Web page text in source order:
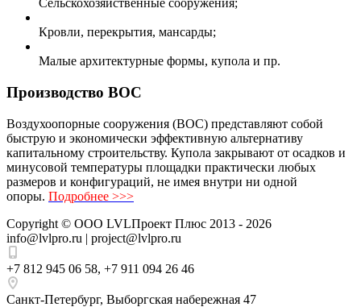
Сельскохозяйственные сооружения;
Кровли, перекрытия, мансарды;
Малые архитектурные формы, купола и пр.
Производство ВОС
Воздухоопорные сооружения (ВОС) представляют собой
быструю и экономически эффективную альтернативу
капитальному строительству. Купола закрывают от осадков и
минусовой температуры площадки практически любых
размеров и конфигураций, не имея внутри ни одной
опоры. Подробнее >>>
Copyright © ООО LVLПроект Плюс 2013 - 2026
info@lvlpro.ru | project@lvlpro.ru
+7 812 945 06 58, +7 911 094 26 46
Санкт-Петербург, Выборгская набережная 47